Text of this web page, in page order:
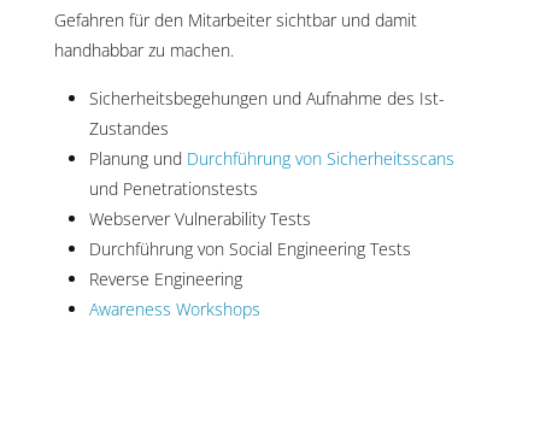
Gefahren für den Mitarbeiter sichtbar und damit
handhabbar zu machen.
Sicherheitsbegehungen und Aufnahme des Ist-
Zustandes
Planung und Durchführung von Sicherheitsscans
und Penetrationstests
Webserver Vulnerability Tests
Durchführung von Social Engineering Tests
Reverse Engineering
Awareness Workshops